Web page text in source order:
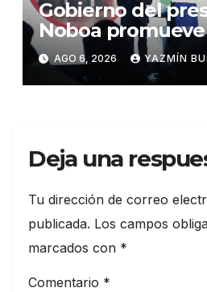
Gobierno del
Noboa
autonomía
mujeres con más
millones en
AGO 6, 2026 YAZMÍN
Deja una
Tu dirección de correo
publicada. Los campos
marcados con *
Comentario *